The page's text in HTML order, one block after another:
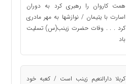
همت کاروان را رهبری کرد به دوران
اسارت با یتیمان / نوازشها به مهر مادری
کرد . . . وفات حضرت زینب(س) تسلیت
باد
کربلا دارالنعیم زینب است / کعبه خود